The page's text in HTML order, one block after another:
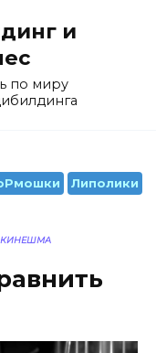
и
по миру
Липолики
КИНЕШМА